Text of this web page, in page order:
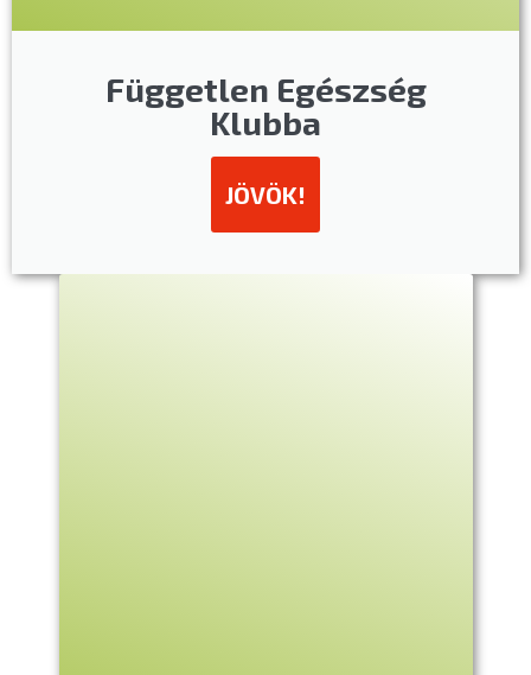
Független Egészség
Klubba
JÖVÖK!